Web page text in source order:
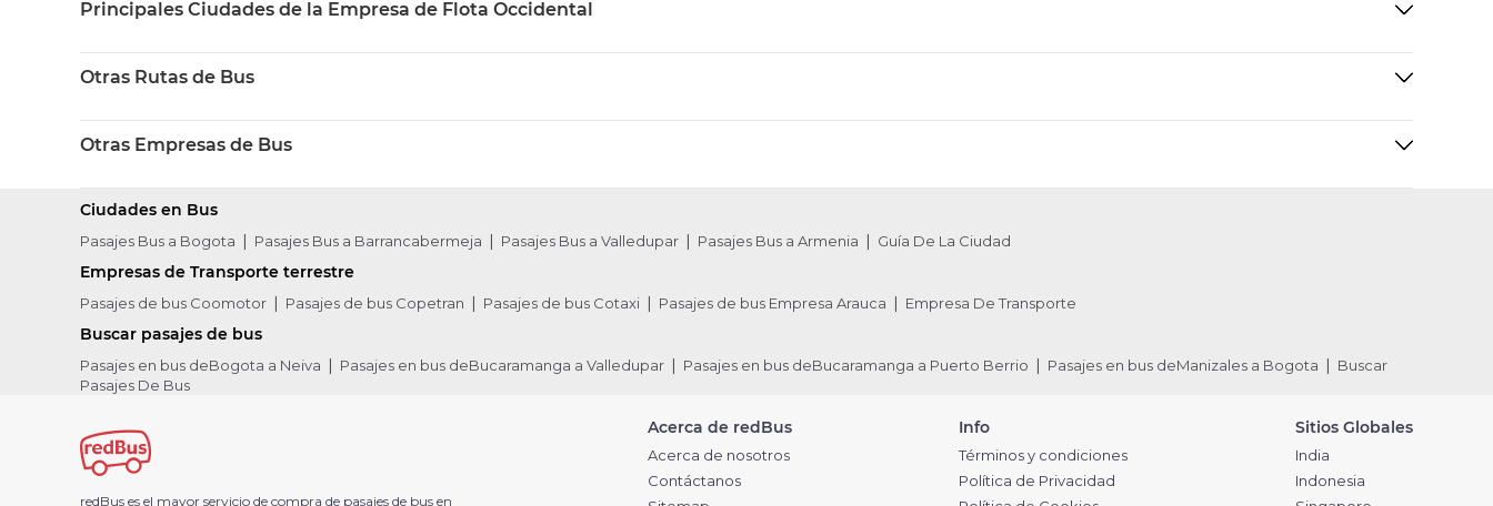
Principales Ciudades de la Empresa de Flota Occidental
Otras Rutas de Bus
Otras Empresas de Bus
Ciudades en Bus
Pasajes Bus a Bogota Pasajes Bus a Barrancabermeja Pasajes Bus a Valledupar Pasajes Bus a Armenia Guía De La Ciudad
Empresas de Transporte terrestre
Pasajes de bus Coomotor Pasajes de bus Copetran Pasajes de bus Cotaxi Pasajes de bus Empresa Arauca Empresa De Transporte
Buscar pasajes de bus
Pasajes en bus deBogota a Neiva Pasajes en bus deBucaramanga a Valledupar Pasajes en bus deBucaramanga a Puerto Berrio Pasajes en bus deManizales a Bogota
Buscar
Pasajes De Bus
redBus es el mayor servicio de compra de pasajes de bus en
Acerca de redBus
Acerca de nosotros
Contáctanos
Info
Términos y condiciones
Política de Privacidad
Sitios Globales
India
Indonesia